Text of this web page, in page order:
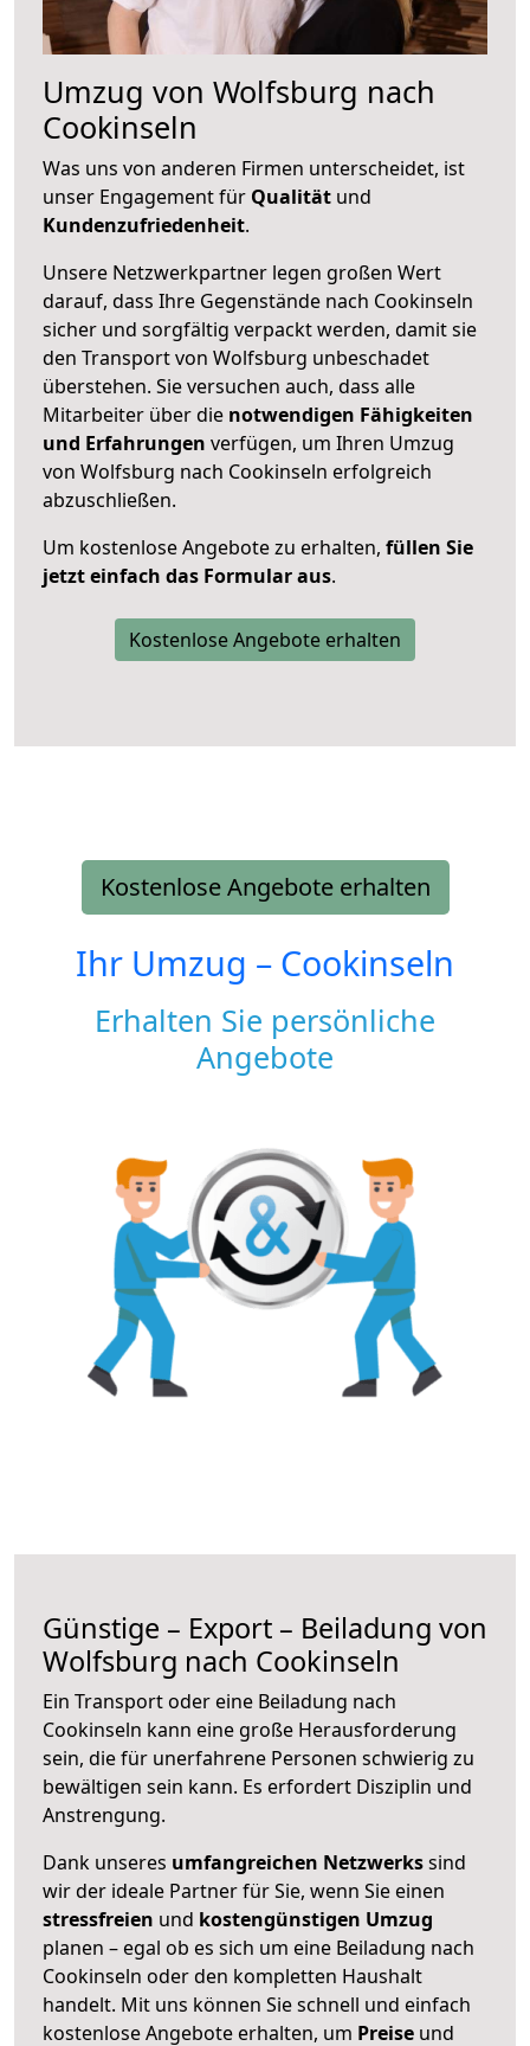
Umzug von Wolfsburg nach
Cookinseln
Was uns von anderen Firmen unterscheidet, ist
unser Engagement für Qualität und
Kundenzufriedenheit.
Unsere Netzwerkpartner legen großen Wert
darauf, dass Ihre Gegenstände nach Cookinseln
sicher und sorgfältig verpackt werden, damit sie
den Transport von Wolfsburg unbeschadet
überstehen. Sie versuchen auch, dass alle
Mitarbeiter über die notwendigen Fähigkeiten
und Erfahrungen verfügen, um Ihren Umzug
von Wolfsburg nach Cookinseln erfolgreich
abzuschließen.
Um kostenlose Angebote zu erhalten, füllen Sie
jetzt einfach das Formular aus.
Kostenlose Angebote erhalten
Kostenlose Angebote erhalten
Ihr Umzug – Cookinseln
Erhalten Sie persönliche
Angebote
Günstige – Export – Beiladung von
Wolfsburg nach Cookinseln
Ein Transport oder eine Beiladung nach
Cookinseln kann eine große Herausforderung
sein, die für unerfahrene Personen schwierig zu
bewältigen sein kann. Es erfordert Disziplin und
Anstrengung.
Dank unseres umfangreichen Netzwerkssind
wir der ideale Partner für Sie, wenn Sie einen
stressfreien und kostengünstigen Umzug
planen – egal ob es sich um eine Beiladung nach
Cookinseln oder den kompletten Haushalt
handelt. Mit uns können Sie schnell und einfach
kostenlose Angebote erhalten, um Preise und